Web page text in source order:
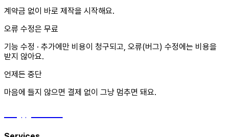
계약금 없이 바로 제작을 시작해요.
오류 수정은 무료
기능 수정 · 추가에만 비용이 청구되고, 오류(버그) 수정에는 비용을
받지 않아요.
언제든 중단
마음에 들지 않으면 결제 없이 그냥 멈추면 돼요.